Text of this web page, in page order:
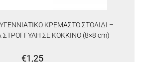
ΚΡΕΜΑΣΤΟ ΣΤΟΛΙΔΙ –
ΣΕ ΚΟΚΚΙΝΟ (8×8 cm)
€1,25